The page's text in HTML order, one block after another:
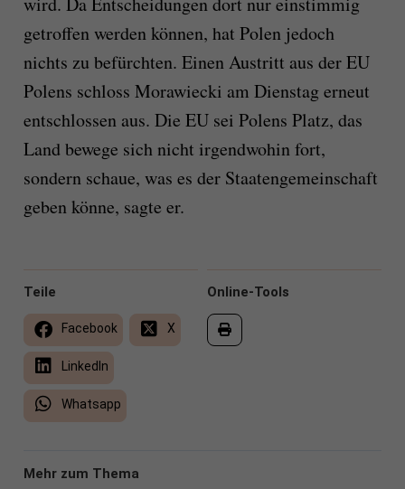
getroffen werden können, hat Polen jedoch
nichts zu befürchten. Einen Austritt aus der EU
Polens schloss Morawiecki am Dienstag erneut
entschlossen aus. Die EU sei Polens Platz, das
Land bewege sich nicht irgendwohin fort,
sondern schaue, was es der Staatengemeinschaft
geben könne, sagte er.
Online-Tools
Teile
Facebook X
LinkedIn
Whatsapp
Mehr zum Thema